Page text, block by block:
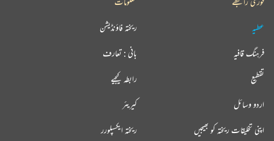
عطیہ
فرہنگ قافیہ
تقطیع
اردو وسائل
اپنی تخلیقات ریختہ کو بھیجیں
ریختہ فاؤنڈیشن
بانی : تعارف
رابطہ کیجیے
کیریئر
ریختہ ایکسپلورر